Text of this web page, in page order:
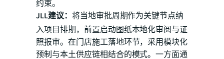
约束。
JLL建议： 将当地审批周期作为关键节点纳
入项目排期，前置启动图纸本地化审阅与证
照报审。在门店施工落地环节，采用模块化
预制与本土供应链相结合的模式。一方面通